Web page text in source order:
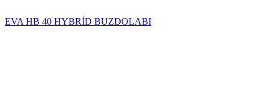
EVA HB 40 HYBRİD BUZDOLABI